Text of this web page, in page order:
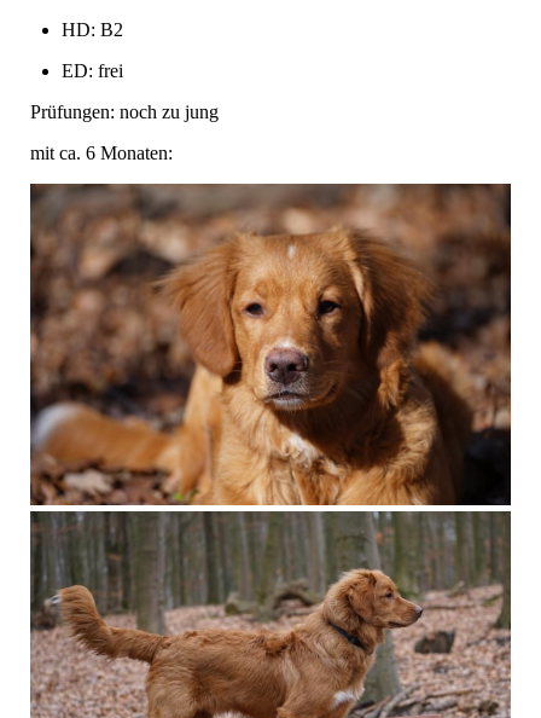
HD: B2
ED: frei
Prüfungen: noch zu jung
mit ca. 6 Monaten: